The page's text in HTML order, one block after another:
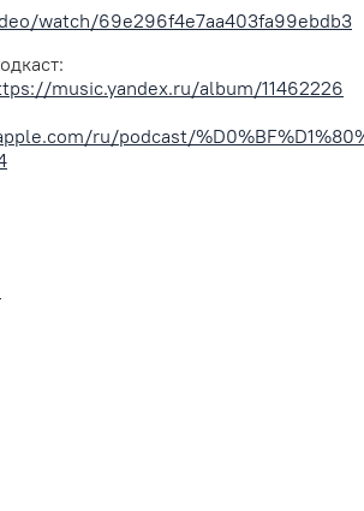
watch/69e296f4e7aa403fa99ebdb3
music.yandex.ru/album/11462226
ru/podcast/